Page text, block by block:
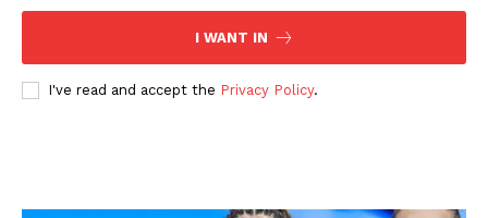
I WANT IN
I've read and accept the Privacy Policy.